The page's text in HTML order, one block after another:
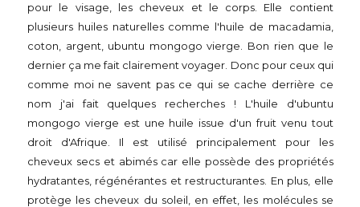
pour le visage, les cheveux et le corps. Elle contient
plusieurs huiles naturelles comme l'huile de macadamia,
coton, argent, ubuntu mongogo vierge. Bon rien que le
dernier ça me fait clairement voyager. Donc pour ceux qui
comme moi ne savent pas ce qui se cache derrière ce
nom j'ai fait quelques recherches ! L'huile d'ubuntu
mongogo vierge est une huile issue d'un fruit venu tout
droit d'Afrique. Il est utilisé principalement pour les
cheveux secs et abimés car elle possède des propriétés
hydratantes, régénérantes et restructurantes. En plus, elle
protège les cheveux du soleil, en effet, les molécules se